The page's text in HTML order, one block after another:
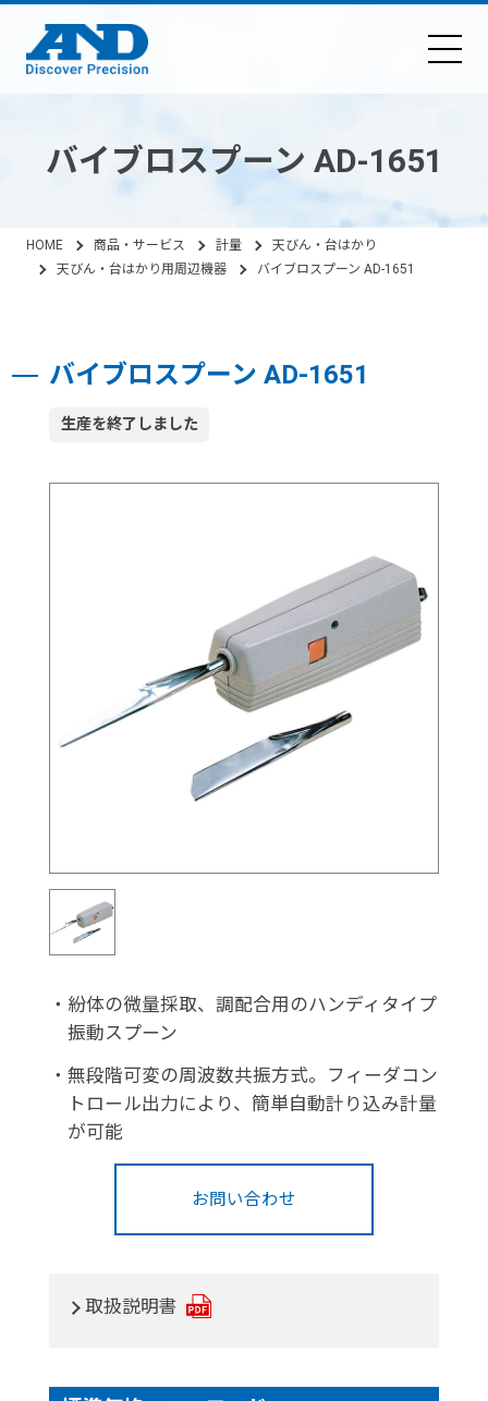
バイブロスプーン AD-1651
HOME 商品・サービス 計量
天びん・台はかり
天びん・台はかり用周辺機器
バイブロスプーン AD-1651
バイブロスプーン AD-1651
生産を終了しました
・ 紛体の微量採取、調配合用のハンディタイプ
振動スプーン
・ 無段階可変の周波数共振方式。フィーダコン
トロール出力により、簡単自動計り込み計量
が可能
お問い合わせ
取扱説明書